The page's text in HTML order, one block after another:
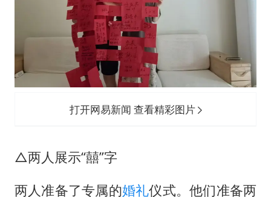
打开网易新闻 查看精彩图片
△两人展示“囍”字
两人准备了专属的婚礼仪式。他们准备两